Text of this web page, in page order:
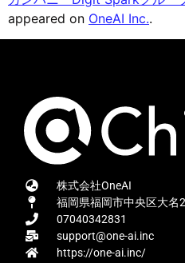
appeared on OneAI Inc..
株式会社OneAI
福岡県福岡市中央区大名
07040342831
support@one-ai.inc
https://one-ai.inc/